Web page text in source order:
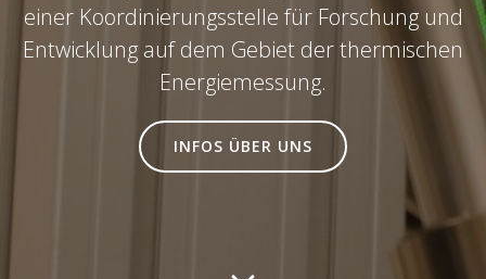
einer Koordinierungsstelle für Forschung und
Entwicklung auf dem Gebiet der thermischen
Energiemessung.
INFOS ÜBER UNS